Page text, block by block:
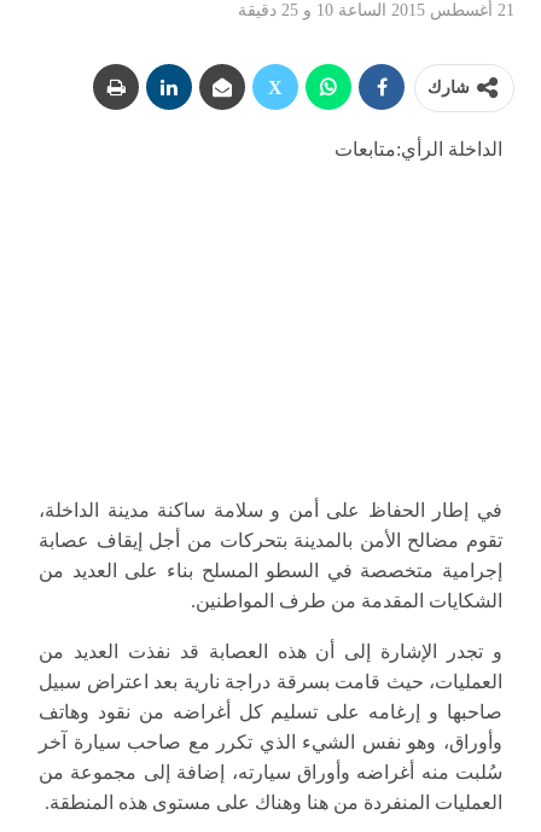
21 أغسطس 2015 الساعة 10 و 25 دقيقة
شارك
الداخلة الرأي:متابعات
في إطار الحفاظ على أمن و سلامة ساكنة مدينة الداخلة،
تقوم مضالح الأمن بالمدينة بتحركات من أجل إيقاف عصابة
إجرامية متخصصة في السطو المسلح بناء على العديد من
الشكايات المقدمة من طرف المواطنين.
و تجدر الإشارة إلى أن هذه العصابة قد نفذت العديد من
العمليات، حيث قامت بسرقة دراجة نارية بعد اعتراض سبيل
صاحبها و إرغامه على تسليم كل أغراضه من نقود وهاتف
وأوراق، وهو نفس الشيء الذي تكرر مع صاحب سيارة آخر
سُلبت منه أغراضه وأوراق سيارته، إضافة إلى مجموعة من
العمليات المنفردة من هنا وهناك على مستوى هذه المنطقة.